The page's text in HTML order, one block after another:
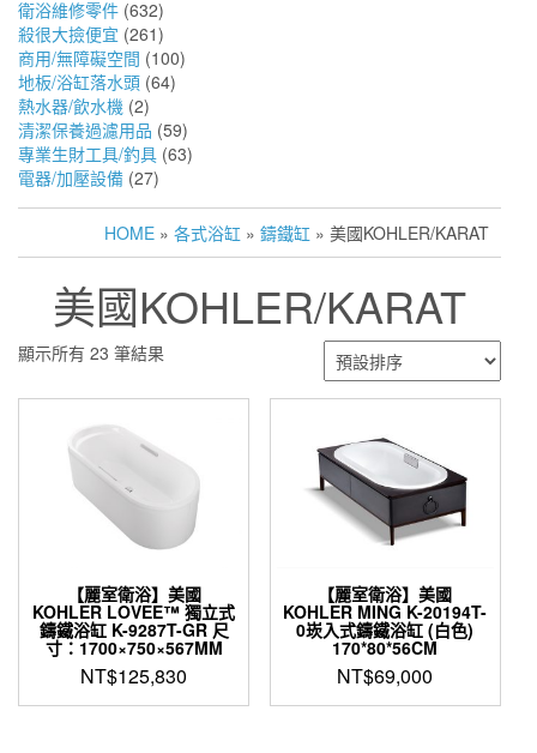
衛浴維修零件 (632)
殺很大撿便宜 (261)
商用/無障礙空間 (100)
地板/浴缸落水頭 (64)
熱水器/飲水機 (2)
清潔保養過濾用品 (59)
專業生財工具/釣具 (63)
電器/加壓設備 (27)
HOME » 各式浴缸 » 鑄鐵缸 » 美國KOHLER/KARAT
美國KOHLER/KARAT
顯示所有 23 筆結果
【麗室衛浴】美國
KOHLER LOVEE™ 獨立式
鑄鐵浴缸 K-9287T-GR 尺
寸：1700×750×567MM
NT$125,830
【麗室衛浴】美國
KOHLER MING K-20194T-
0崁入式鑄鐵浴缸 (白色)
170*80*56CM
NT$69,000